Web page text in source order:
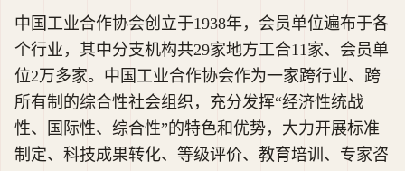
中国工业合作协会创立于1938年，会员单位遍布于各
个行业，其中分支机构共29家地方工合11家、会员单
位2万多家。中国工业合作协会作为一家跨行业、跨
所有制的综合性社会组织，充分发挥“经济性统战
性、国际性、综合性”的特色和优势，大力开展标准
制定、科技成果转化、等级评价、教育培训、专家咨